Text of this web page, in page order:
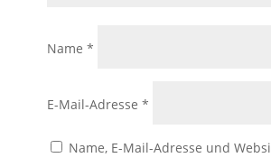
Name *
E-Mail-Adresse *
Name, E-Mail-Adresse und